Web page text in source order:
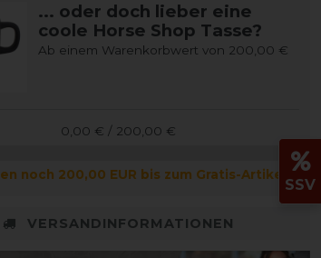
... oder doch lieber eine
coole Horse Shop Tasse?
Ab einem Warenkorbwert von 200,00 €
0,00 € / 200,00 €
noch 200,00 EUR bis zum Gratis-Artikel
VERSANDINFORMATIONEN
SSV